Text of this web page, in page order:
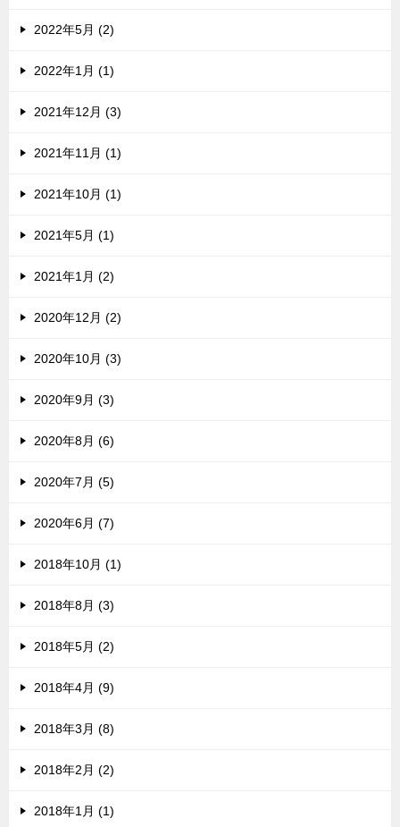
2022年5月 (2)
2022年1月 (1)
2021年12月 (3)
2021年11月 (1)
2021年10月 (1)
2021年5月 (1)
2021年1月 (2)
2020年12月 (2)
2020年10月 (3)
2020年9月 (3)
2020年8月 (6)
2020年7月 (5)
2020年6月 (7)
2018年10月 (1)
2018年8月 (3)
2018年5月 (2)
2018年4月 (9)
2018年3月 (8)
2018年2月 (2)
2018年1月 (1)